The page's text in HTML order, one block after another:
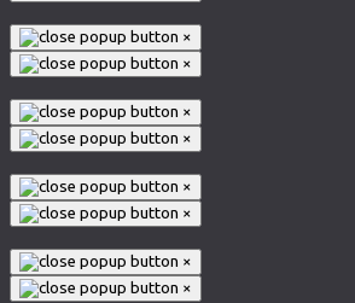
×
×
×
×
×
×
×
×